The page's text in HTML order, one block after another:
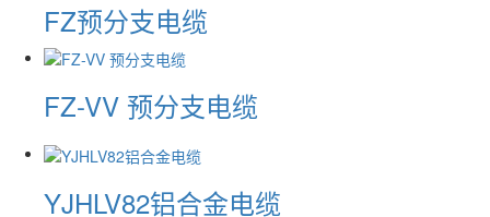
FZ预分支电缆
FZ-VV 预分支电缆
YJHLV82铝合金电缆